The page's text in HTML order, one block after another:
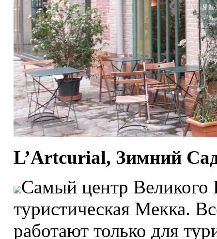
L’Artcurial, Зимний
Самый центр
туристическая Мекка.
работают только для